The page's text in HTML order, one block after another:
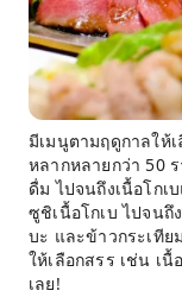
มีเมนูตามฤดูกาลให้
หลากหลายกว่า 50
ดื่ม ไปจนถึงเนื้อโกเ
ซูชิเนื้อโกเบ ไปจนถึ
บะ และข้าวกระเทีย
ให้เลือกสรร เช่น เ
เลย!